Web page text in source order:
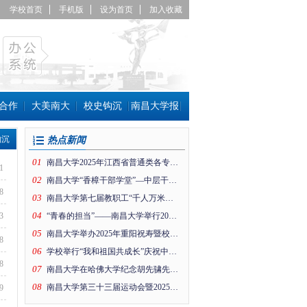
学校首页 手机版 设为首页 加入收藏
作 大美南大 校史钩沉 南昌大学报
热点新闻
01 南昌大学2025年江西省普通类各专业组投档线公布！
02 南昌大学“香樟干部学堂”—中层干部趣味运动会
03 南昌大学第七届教职工“千人万米健身行”暨工会思政引领项目成果展活动在前湖校区举行
04 “青春的担当”——南昌大学举行2026年新年晚会
05 南昌大学举办2025年重阳祝寿暨校情通报会
06 学校举行“我和祖国共成长”庆祝中华人民共和国成立76周年升国旗仪式
07 南昌大学在哈佛大学纪念胡先骕先生活动上的纪念片
08 南昌大学第三十三届运动会暨2025年体育文化节开幕！